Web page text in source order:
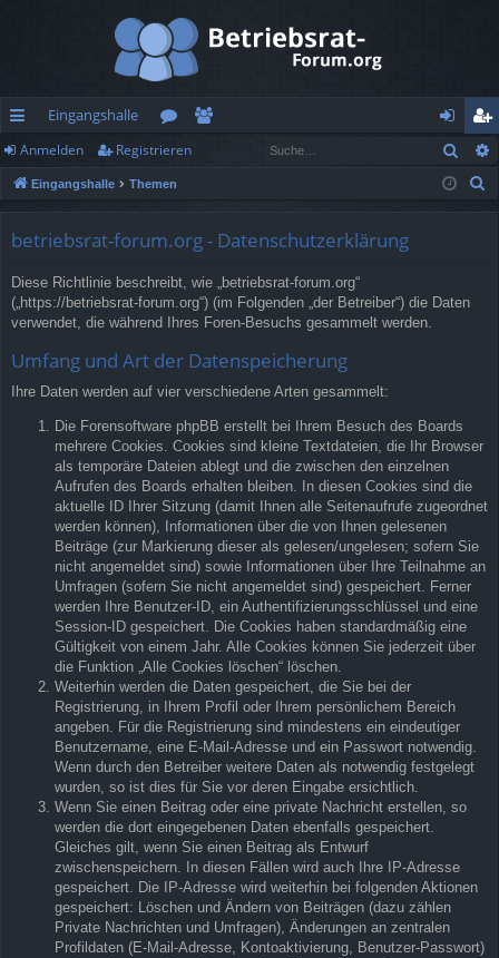
ch
ne
rif
Eingangshalle
or
en
n
m
n
eg
ist
Anmelden Registrieren
Eingangshalle Themen
betriebsrat-forum.org - Datenschutzerklärung
Diese Richtlinie beschreibt, wie „betriebsrat-forum.org“
(„https://betriebsrat-forum.org“) (im Folgenden „der Betreiber“) die Daten
verwendet, die während Ihres Foren-Besuchs gesammelt werden.
Umfang und Art der Datenspeicherung
Ihre Daten werden auf vier verschiedene Arten gesammelt:
Die Forensoftware phpBB erstellt bei Ihrem Besuch des Boards
mehrere Cookies. Cookies sind kleine Textdateien, die Ihr Browser
als temporäre Dateien ablegt und die zwischen den einzelnen
Aufrufen des Boards erhalten bleiben. In diesen Cookies sind die
aktuelle ID Ihrer Sitzung (damit Ihnen alle Seitenaufrufe zugeordnet
werden können), Informationen über die von Ihnen gelesenen
Beiträge (zur Markierung dieser als gelesen/ungelesen; sofern Sie
nicht angemeldet sind) sowie Informationen über Ihre Teilnahme an
Umfragen (sofern Sie nicht angemeldet sind) gespeichert. Ferner
werden Ihre Benutzer-ID, ein Authentifizierungsschlüssel und eine
Session-ID gespeichert. Die Cookies haben standardmäßig eine
Gültigkeit von einem Jahr. Alle Cookies können Sie jederzeit über
die Funktion „Alle Cookies löschen“ löschen.
Weiterhin werden die Daten gespeichert, die Sie bei der
Registrierung, in Ihrem Profil oder Ihrem persönlichem Bereich
angeben. Für die Registrierung sind mindestens ein eindeutiger
Benutzername, eine E-Mail-Adresse und ein Passwort notwendig.
Wenn durch den Betreiber weitere Daten als notwendig festgelegt
wurden, so ist dies für Sie vor deren Eingabe ersichtlich.
Wenn Sie einen Beitrag oder eine private Nachricht erstellen, so
werden die dort eingegebenen Daten ebenfalls gespeichert.
Gleiches gilt, wenn Sie einen Beitrag als Entwurf
zwischenspeichern. In diesen Fällen wird auch Ihre IP-Adresse
gespeichert. Die IP-Adresse wird weiterhin bei folgenden Aktionen
gespeichert: Löschen und Ändern von Beiträgen (dazu zählen
Private Nachrichten und Umfragen), Änderungen an zentralen
Profildaten (E-Mail-Adresse, Kontoaktivierung, Benutzer-Passwort)